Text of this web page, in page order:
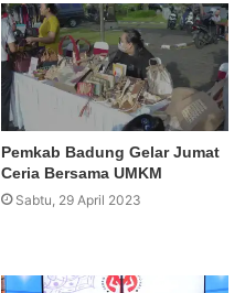
Pemkab Badung Gelar Jumat
Ceria Bersama UMKM
Sabtu, 29 April 2023